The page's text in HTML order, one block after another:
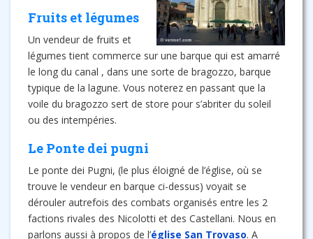
Fruits et légumes
Un vendeur de fruits et
légumes tient commerce sur une barque qui est amarré
le long du canal , dans une sorte de bragozzo, barque
typique de la lagune. Vous noterez en passant que la
voile du bragozzo sert de store pour s’abriter du soleil
ou des intempéries.
Le Ponte dei pugni
Le ponte dei Pugni, (le plus éloigné de l’église, où se
trouve le vendeur en barque ci-dessus) voyait se
dérouler autrefois des combats organisés entre les 2
factions rivales des Nicolotti et des Castellani. Nous en
parlons aussi à propos de l’église San Trovaso. A